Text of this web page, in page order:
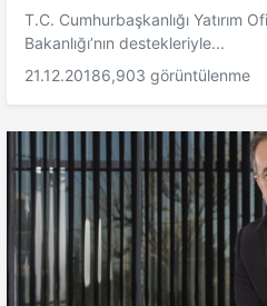
T.C. Cumhurbaşkanlığı Yatırım
Bakanlığı’nın destekleriyle...
21.12.20186,903 görüntülenme